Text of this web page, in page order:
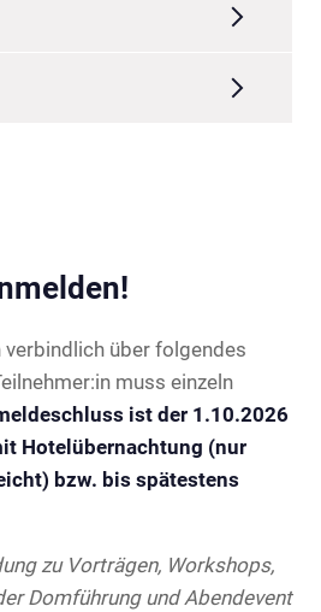
über folgendes
muss einzeln
ist der 1.10.2026
Hotelübernachtung (nur
bzw. bis spätestens
zu Vorträgen, Workshops,
Domführung und Abendevent